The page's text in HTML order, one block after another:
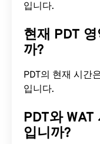
입니다.
현재 PDT
까?
PDT의 현재 시
입니다.
PDT와
입니까?